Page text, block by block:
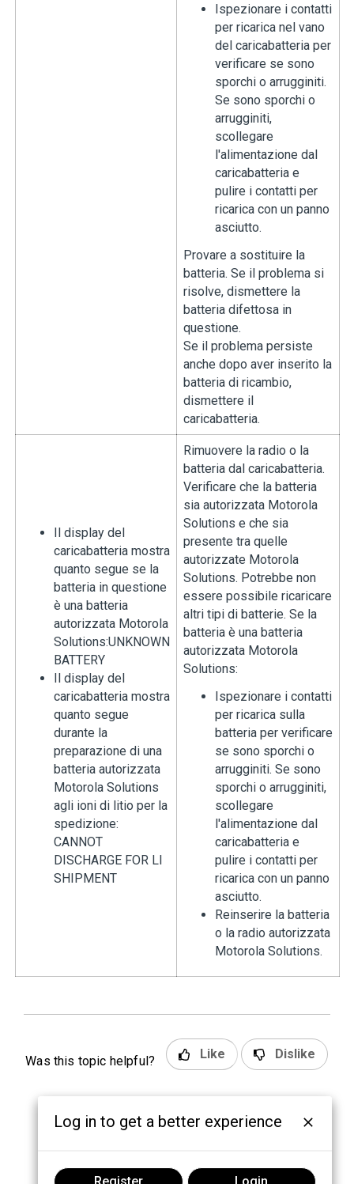
Ispezionare i contatti
per ricarica nel vano
del caricabatteria per
verificare se sono
sporchi o arrugginiti.
Se sono sporchi o
arrugginiti,
scollegare
l'alimentazione dal
caricabatteria e
pulire i contatti per
ricarica con un panno
asciutto.
Provare a sostituire la
batteria. Se il problema si
risolve, dismettere la
batteria difettosa in
questione.
Se il problema persiste
anche dopo aver inserito la
batteria di ricambio,
dismettere il
caricabatteria.
Il display del
caricabatteria mostra
quanto segue se la
batteria in questione
è una batteria
autorizzata Motorola
Solutions:UNKNOWN
BATTERY
Il display del
caricabatteria mostra
quanto segue
durante la
preparazione di una
batteria autorizzata
Motorola Solutions
agli ioni di litio per la
spedizione:
CANNOT
DISCHARGE FOR LI
SHIPMENT
Rimuovere la radio o la
batteria dal caricabatteria.
Verificare che la batteria
sia autorizzata Motorola
Solutions e che sia
presente tra quelle
autorizzate Motorola
Solutions. Potrebbe non
essere possibile ricaricare
altri tipi di batterie. Se la
batteria è una batteria
autorizzata Motorola
Solutions:
Ispezionare i contatti
per ricarica sulla
batteria per verificare
se sono sporchi o
arrugginiti. Se sono
sporchi o arrugginiti,
scollegare
l'alimentazione dal
caricabatteria e
pulire i contatti per
ricarica con un panno
asciutto.
Reinserire la batteria
o la radio autorizzata
Motorola Solutions.
Was this topic helpful? Like Dislike
Log in to get a better experience